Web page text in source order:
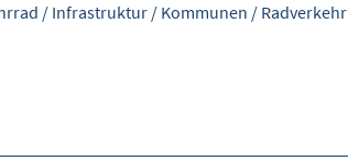
/ Infrastruktur / Kommunen / Radverkehr